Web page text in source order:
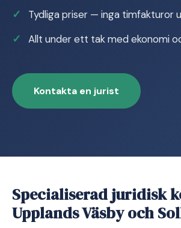
Tydliga priser — inga timfakturor
Allt under ett tak med ekonomi
Kontakta en jurist
Specialiserad juridisk
Upplands Väsby och